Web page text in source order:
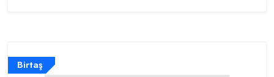
Birtaş